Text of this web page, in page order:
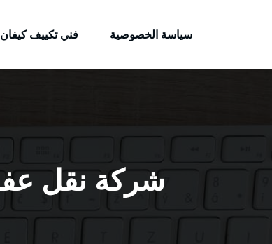
سياسة الخصوصية
فني تكييف كيفان